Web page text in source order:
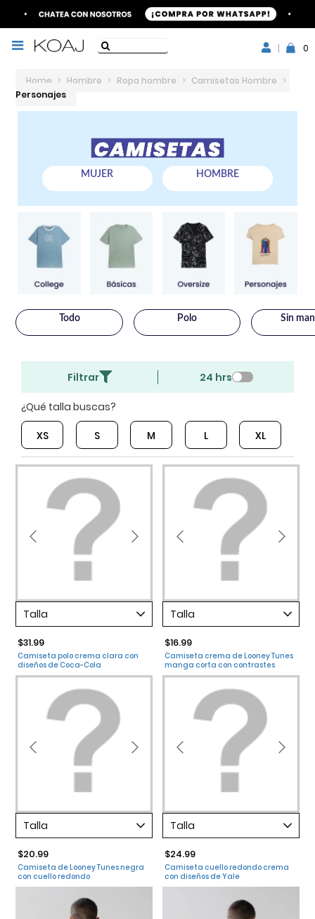
0
Home > Hombre > Ropa hombre > Camisetas Hombre >
Personajes
MUJER HOMBRE
Todo Polo Sin
Filtrar 24 hrs
¿Qué talla buscas?
XS S M L XL
Talla
$31.99
Camiseta polo crema clara con
diseños de Coca-Cola
Talla
$16.99
Camiseta crema de Looney Tunes
manga corta con contrastes
Talla
$20.99
Camiseta de Looney Tunes negra
con cuello redondo
Talla
$24.99
Camiseta cuello redondo crema
con diseños de Yale